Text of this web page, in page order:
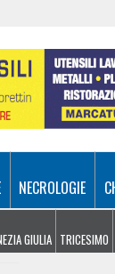
NECROLOGIE
GIULIA TRICESIMO